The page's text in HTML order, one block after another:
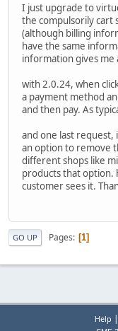
I just upgrade to
the compulsorily cart
(although billing
have the same
information gives
with 2.0.24, when
a payment method
and then pay. As
and one last request,
an option to remove
different shops like
products that option.
customer sees it.
GO UP Pages 1
Help